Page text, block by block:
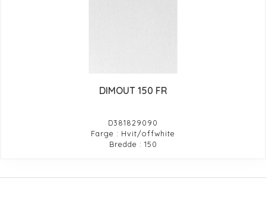
DIMOUT 150 FR
D381829090
Farge : Hvit/offwhite
Bredde : 150